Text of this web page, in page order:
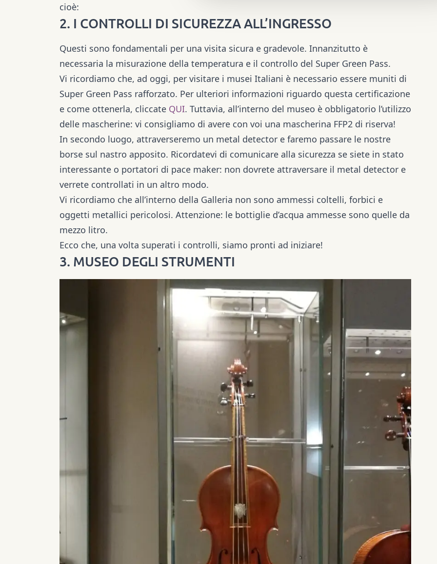
cioè:
2. I CONTROLLI DI SICUREZZA ALL’INGRESSO
Questi sono fondamentali per una visita sicura e gradevole. Innanzitutto è
necessaria la misurazione della temperatura e il controllo del Super Green Pass.
Vi ricordiamo che, ad oggi, per visitare i musei Italiani è necessario essere muniti di
Super Green Pass rafforzato. Per ulteriori informazioni riguardo questa certificazione
e come ottenerla, cliccate QUI. Tuttavia, all’interno del museo è obbligatorio l’utilizzo
delle mascherine: vi consigliamo di avere con voi una mascherina FFP2 di riserva!
In secondo luogo, attraverseremo un metal detector e faremo passare le nostre
borse sul nastro apposito. Ricordatevi di comunicare alla sicurezza se siete in stato
interessante o portatori di pace maker: non dovrete attraversare il metal detector e
verrete controllati in un altro modo.
Vi ricordiamo che all’interno della Galleria non sono ammessi coltelli, forbici e
oggetti metallici pericolosi. Attenzione: le bottiglie d’acqua ammesse sono quelle da
mezzo litro.
Ecco che, una volta superati i controlli, siamo pronti ad iniziare!
3. MUSEO DEGLI STRUMENTI